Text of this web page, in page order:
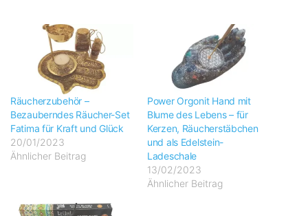
Räucherzubehör –
Bezauberndes Räucher-Set
Fatima für Kraft und Glück
20/01/2023
Ähnlicher Beitrag
Power Orgonit Hand mit
Blume des Lebens – für
Kerzen, Räucherstäbchen
und als Edelstein-
Ladeschale
13/02/2023
Ähnlicher Beitrag